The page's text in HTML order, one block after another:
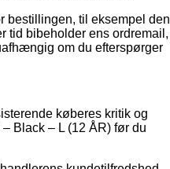
bestillingen, til eksempel den
tid bibeholder ens ordremail,
om du efterspørger
køberes kritik og
Black – L (12 ÅR) før du